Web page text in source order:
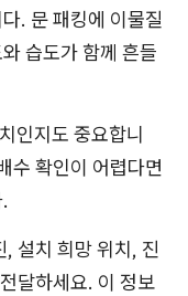
. 문 패킹에 이물질
습도가 함께 흔들
인지도 중요합니
수 확인이 어렵다면
설치 희망 위치, 진
달하세요. 이 정보